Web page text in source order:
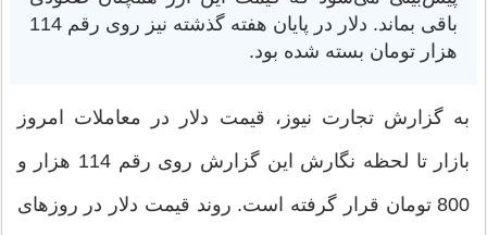
باقی بماند. دلار در پایان هفته گذشته نیز روی رقم 114
هزار تومان بسته شده بود.
به گزارش تجارت نیوز، قیمت دلار در معاملات امروز
بازار تا لحظه نگارش این گزارش روی رقم 114 هزار و
800 تومان قرار گرفته است. روند قیمت دلار در روزهای